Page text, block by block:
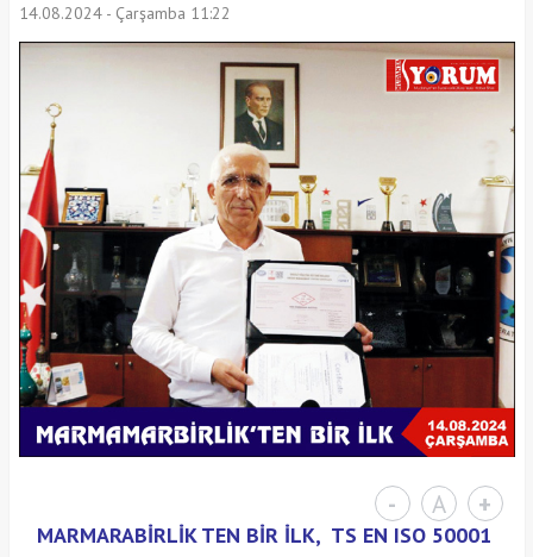
14.08.2024 - Çarşamba 11:22
- A +
MARMARABİRLİK TEN BİR İLK, TS EN ISO 50001